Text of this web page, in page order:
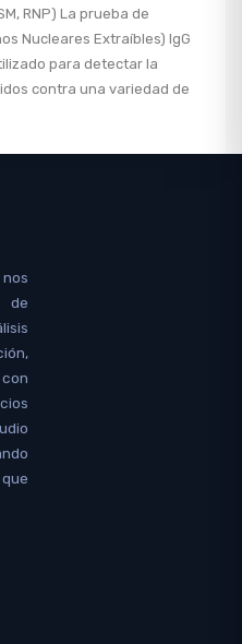
RNP) La prueba de
Nucleares Extraíbles) IgG
para detectar la
contra una variedad de
de